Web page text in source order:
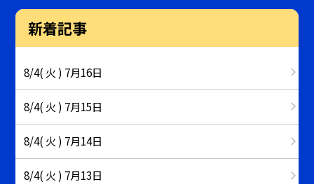
新着記事
8/4( 火 ) 7月16日
8/4( 火 ) 7月15日
8/4( 火 ) 7月14日
8/4( 火 ) 7月13日